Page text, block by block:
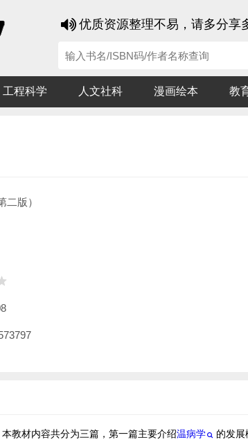
优质资源整理不易，请多分享
工程科学 人文社科 漫画绘本 教
二版）
教材内容共分为三篇，第一篇主要介绍温病学
的发展